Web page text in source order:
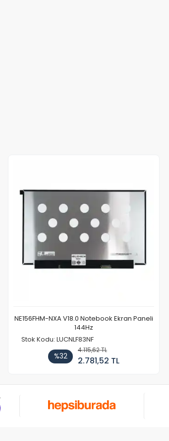
NE156FHM-NXA V18.0 Notebook Ekran Paneli
144Hz
Stok Kodu: LUCNLF83NF
%32
4.115,62 TL
2.781,52 TL